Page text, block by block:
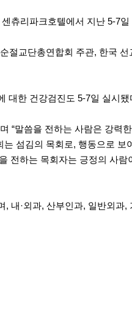
츄리파크호텔에서 지난 5-7일
절교단총연합회 주관, 한국 선
대한 건강검진도 5-7일 실시됐
“말씀을 전하는 사람은 강력
섬김의 목회로, 행동으로 보
전하는 목회자는 긍정의 사람
내·외과, 산부인과, 일반외과,